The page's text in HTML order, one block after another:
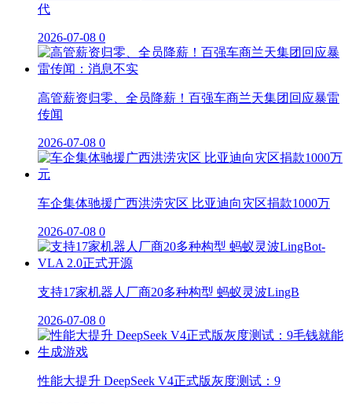
代
2026-07-08 0
高管薪资归零、全员降薪！百强车商兰天集团回应暴雷
传闻
2026-07-08 0
车企集体驰援广西洪涝灾区 比亚迪向灾区捐款1000万
2026-07-08 0
支持17家机器人厂商20多种构型 蚂蚁灵波LingB
2026-07-08 0
性能大提升 DeepSeek V4正式版灰度测试：9